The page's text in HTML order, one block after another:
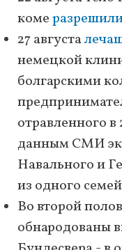
коме
27 августа
немецкой
болгарскими
отравленного
данным СМИ
Навального и
из одного
Во второй
обнародованы